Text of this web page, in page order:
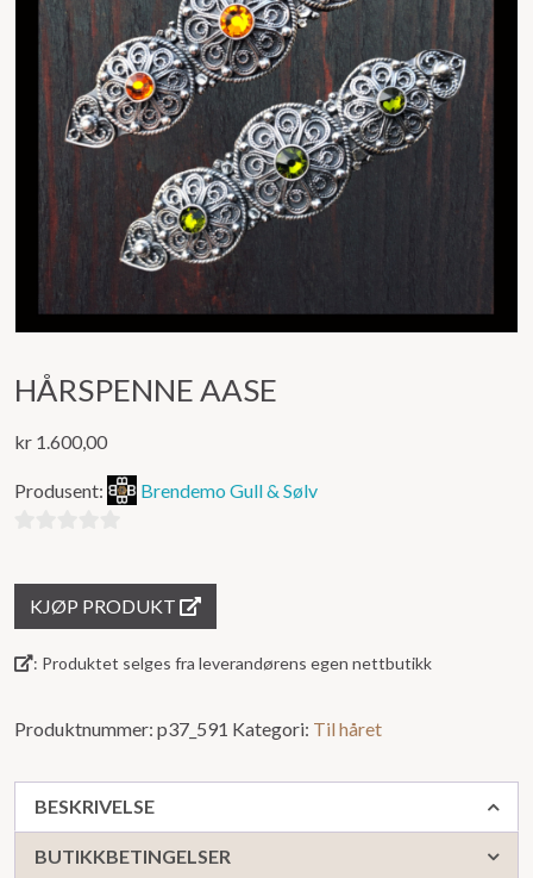
HÅRSPENNE AASE
kr 1.600,00
Produsent: Brendemo Gull & Sølv
KJØP PRODUKT
: Produktet selges fra leverandørens egen nettbutikk
Produktnummer: p37_591 Kategori: Til håret
BESKRIVELSE
BUTIKKBETINGELSER